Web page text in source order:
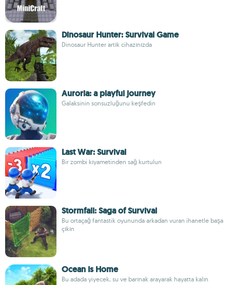
Dinosaur Hunter: Survival Game
Dinosaur Hunter artık cihazınızda
Auroria: a playful journey
Galaksinin sonsuzluğunu keşfedin
Last War: Survival
Bir zombi kıyametinden sağ kurtulun
Stormfall: Saga of Survival
Bu ortaçağ fantastik oyununda arkadan vuran ihanetle başa
çıkın
Ocean Is Home
Bu adada yiyecek, su ve barınak arayarak hayatta kalın